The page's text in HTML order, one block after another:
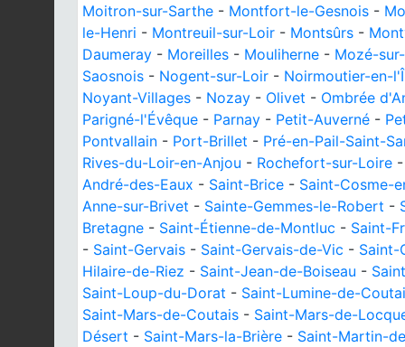
Moitron-sur-Sarthe - Montfort-le-Gesnois -
le-Henri - Montreuil-sur-Loir - Montsûrs -
Daumeray - Moreilles - Mouliherne - Mozé-
Saosnois - Nogent-sur-Loir - Noirmoutier-en-
Noyant-Villages - Nozay - Olivet - Ombrée
Parigné-l'Évêque - Parnay - Petit-Auverné -
Pontvallain - Port-Brillet - Pré-en-Pail-Saint-
Rives-du-Loir-en-Anjou - Rochefort-sur-Loire
André-des-Eaux - Saint-Brice - Saint-Cosme-
Anne-sur-Brivet - Sainte-Gemmes-le-Robert -
Bretagne - Saint-Étienne-de-Montluc - Saint-
- Saint-Gervais - Saint-Gervais-de-Vic - Saint-
Hilaire-de-Riez - Saint-Jean-de-Boiseau -
Saint-Loup-du-Dorat - Saint-Lumine-de-
Saint-Mars-de-Coutais - Saint-Mars-de-
Désert - Saint-Mars-la-Brière - Saint-Martin-